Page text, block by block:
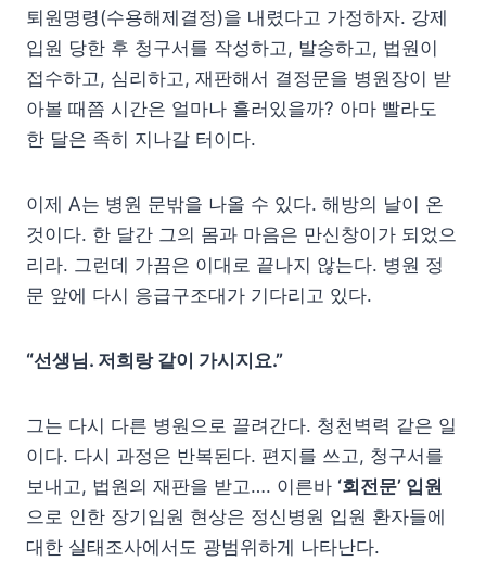
퇴원명령(수용해제결정)을 내렸다고 가정하자. 강제
입원 당한 후 청구서를 작성하고, 발송하고, 법원이
접수하고, 심리하고, 재판해서 결정문을 병원장이 받
아볼 때쯤 시간은 얼마나 흘러있을까? 아마 빨라도
한 달은 족히 지나갈 터이다.
이제 A는 병원 문밖을 나올 수 있다. 해방의 날이 온
것이다. 한 달간 그의 몸과 마음은 만신창이가 되었으
리라. 그런데 가끔은 이대로 끝나지 않는다. 병원 정
문 앞에 다시 응급구조대가 기다리고 있다.
“선생님. 저희랑 같이 가시지요.”
그는 다시 다른 병원으로 끌려간다. 청천벽력 같은 일
이다. 다시 과정은 반복된다. 편지를 쓰고, 청구서를
보내고, 법원의 재판을 받고…. 이른바 ‘회전문’ 입원
으로 인한 장기입원 현상은 정신병원 입원 환자들에
대한 실태조사에서도 광범위하게 나타난다.